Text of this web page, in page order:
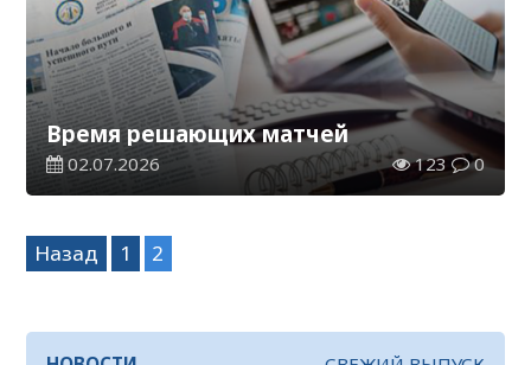
Время решающих матчей
02.07.2026 123 0
Навигация
записям
Назад 1 2